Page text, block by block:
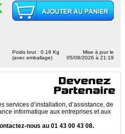
Poids brut : 0.18 Kg
(avec emballage)
Mise à jour le
05/08/2026 à 21:19
services d’installation, d’assistance, de
informatique aux entreprises et aux
nous au 01 43 00 43 08.